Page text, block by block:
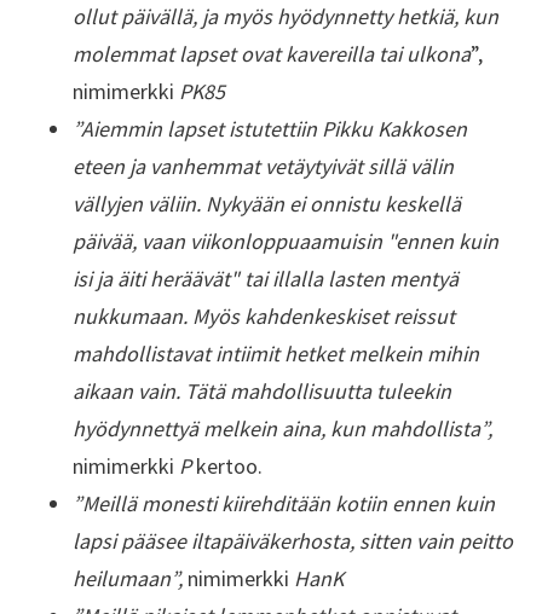
ollut päivällä, ja myös hyödynnetty hetkiä, kun
molemmat lapset ovat kavereilla tai ulkona”,
nimimerkki PK85
”Aiemmin lapset istutettiin Pikku Kakkosen
eteen ja vanhemmat vetäytyivät sillä välin
vällyjen väliin. Nykyään ei onnistu keskellä
päivää, vaan viikonloppuaamuisin "ennen kuin
isi ja äiti heräävät" tai illalla lasten mentyä
nukkumaan. Myös kahdenkeskiset reissut
mahdollistavat intiimit hetket melkein mihin
aikaan vain. Tätä mahdollisuutta tuleekin
hyödynnettyä melkein aina, kun mahdollista”,
nimimerkki Pkertoo.
”Meillä monesti kiirehditään kotiin ennen kuin
lapsi pääsee iltapäiväkerhosta, sitten vain peitto
heilumaan”, nimimerkki HanK